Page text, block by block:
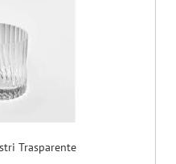
Trasparente